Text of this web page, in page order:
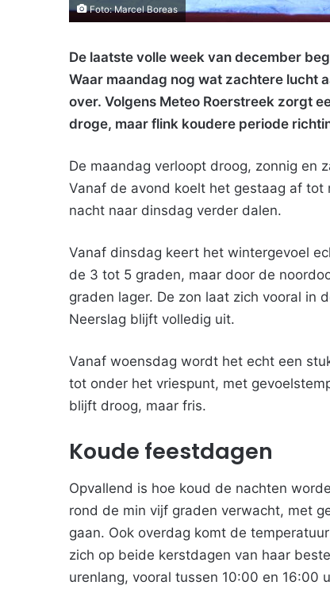
Foto: Marcel Boreas
De laatste volle week van december
Waar maandag nog wat zachtere lucht
over. Volgens Meteo Roerstreek zorgt
droge, maar flink koudere periode
De maandag verloopt droog, zonnig en
Vanaf de avond koelt het gestaag af
nacht naar dinsdag verder dalen.
Vanaf dinsdag keert het wintergevoel
de 3 tot 5 graden, maar door de
graden lager. De zon laat zich vooral in
Neerslag blijft volledig uit.
Vanaf woensdag wordt het echt een
tot onder het vriespunt, met
blijft droog, maar fris.
Koude feestdagen
Opvallend is hoe koud de nachten
rond de min vijf graden verwacht, met
gaan. Ook overdag komt de
zich op beide kerstdagen van haar
urenlang, vooral tussen 10:00 en 16:00